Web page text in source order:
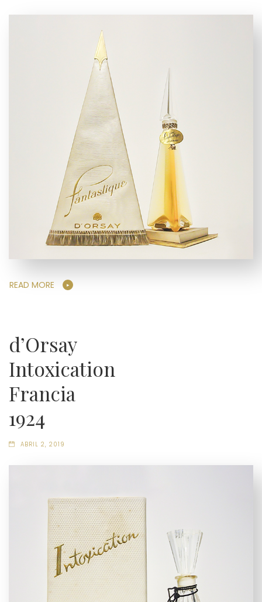
READ MORE
d’Orsay
Intoxication
Francia
1924
ABRIL 2, 2019